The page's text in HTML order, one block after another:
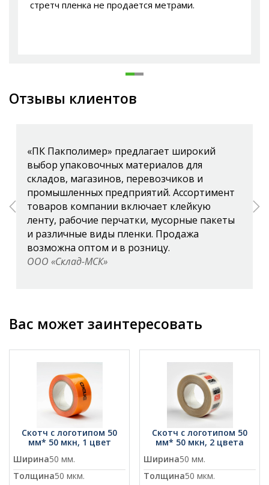
стретч пленка не продается метрами.
Отзывы клиентов
«ПК Пакполимер» предлагает широкий
выбор упаковочных материалов для
складов, магазинов, перевозчиков и
промышленных предприятий. Ассортимент
товаров компании включает клейкую
ленту, рабочие перчатки, мусорные пакеты
и различные виды пленки. Продажа
возможна оптом и в розницу.
ООО «Склад-МСК»
Вас может заинтересовать
Скотч с логотипом 50
мм* 50 мкн, 1 цвет
Ширина50 мм.
Толщина50 мкм.
Скотч с логотипом 50
мм* 50 мкн, 2 цвета
Ширина50 мм.
Толщина50 мкм.